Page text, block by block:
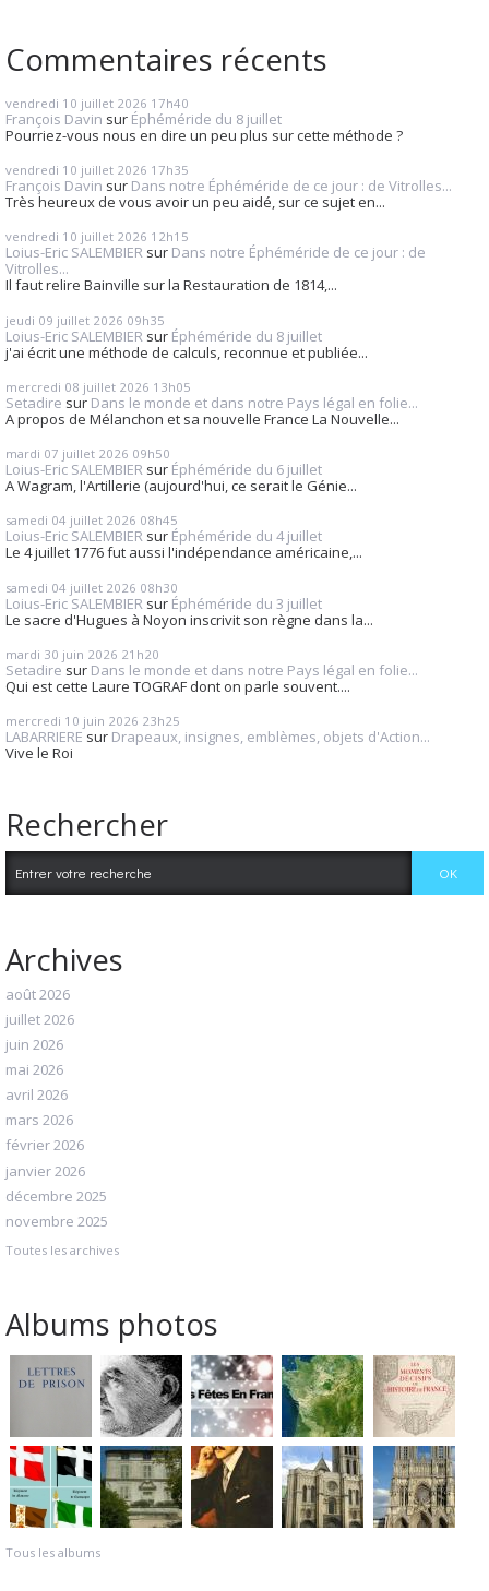
Commentaires récents
vendredi 10 juillet 2026 17h40
François Davin sur Éphéméride du 8 juillet
Pourriez-vous nous en dire un peu plus sur cette méthode ?
vendredi 10 juillet 2026 17h35
François Davin sur Dans notre Éphéméride de ce jour : de Vitrolles...
Très heureux de vous avoir un peu aidé, sur ce sujet en...
vendredi 10 juillet 2026 12h15
Loius-Eric SALEMBIER sur Dans notre Éphéméride de ce jour : de
Vitrolles...
Il faut relire Bainville sur la Restauration de 1814,...
jeudi 09 juillet 2026 09h35
Loius-Eric SALEMBIER sur Éphéméride du 8 juillet
j'ai écrit une méthode de calculs, reconnue et publiée...
mercredi 08 juillet 2026 13h05
Setadire sur Dans le monde et dans notre Pays légal en folie...
A propos de Mélanchon et sa nouvelle France La Nouvelle...
mardi 07 juillet 2026 09h50
Loius-Eric SALEMBIER sur Éphéméride du 6 juillet
A Wagram, l'Artillerie (aujourd'hui, ce serait le Génie...
samedi 04 juillet 2026 08h45
Loius-Eric SALEMBIER sur Éphéméride du 4 juillet
Le 4 juillet 1776 fut aussi l'indépendance américaine,...
samedi 04 juillet 2026 08h30
Loius-Eric SALEMBIER sur Éphéméride du 3 juillet
Le sacre d'Hugues à Noyon inscrivit son règne dans la...
mardi 30 juin 2026 21h20
Setadire sur Dans le monde et dans notre Pays légal en folie...
Qui est cette Laure TOGRAF dont on parle souvent....
mercredi 10 juin 2026 23h25
LABARRIERE sur Drapeaux, insignes, emblèmes, objets d'Action...
Vive le Roi
Rechercher
Archives
août 2026
juillet 2026
juin 2026
mai 2026
avril 2026
mars 2026
février 2026
janvier 2026
décembre 2025
novembre 2025
Toutes les archives
Albums photos
Tous les albums